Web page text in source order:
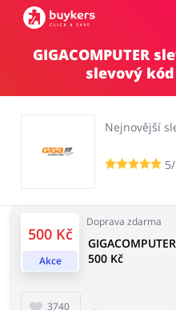
Kategorie
Kancelářské potřeby
Šperky a hodinky
Obchody
GIGACOMPUTER
slevový kód
Nejnovější
500 Kč
Akce
Doprava zdarma
3740
500 Kč